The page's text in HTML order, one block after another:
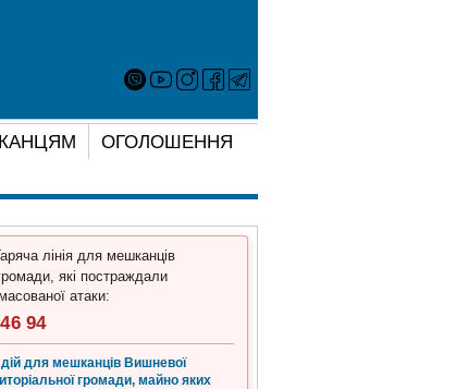
ОГОЛОШЕННЯ
лінія для мешканців
які постраждали
атаки:
94
для мешканців Вишневої
громади, майно яких